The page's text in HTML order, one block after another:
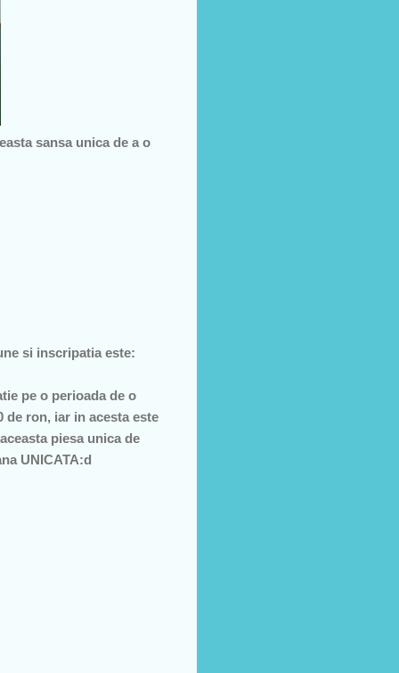
sansa unica de a o
si inscripatia este:
pe o perioada de o
de ron, iar in acesta este
piesa unica de
UNICATA:d